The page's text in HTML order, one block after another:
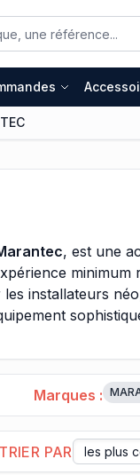
, est une
installateurs
des
vers
font aussi
perdu dans la
simplifiée et
Marques :
TRIER PAR